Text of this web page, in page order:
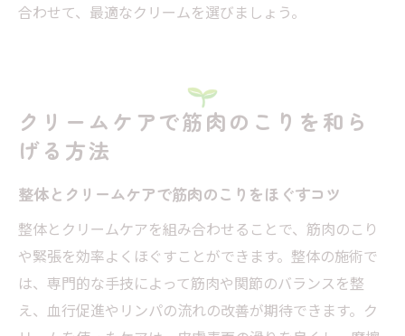
合わせて、最適なクリームを選びましょう。
クリームケアで筋肉のこりを和ら
げる方法
整体とクリームケアで筋肉のこりをほぐすコツ
整体とクリームケアを組み合わせることで、筋肉のこり
や緊張を効率よくほぐすことができます。整体の施術で
は、専門的な手技によって筋肉や関節のバランスを整
え、血行促進やリンパの流れの改善が期待できます。ク